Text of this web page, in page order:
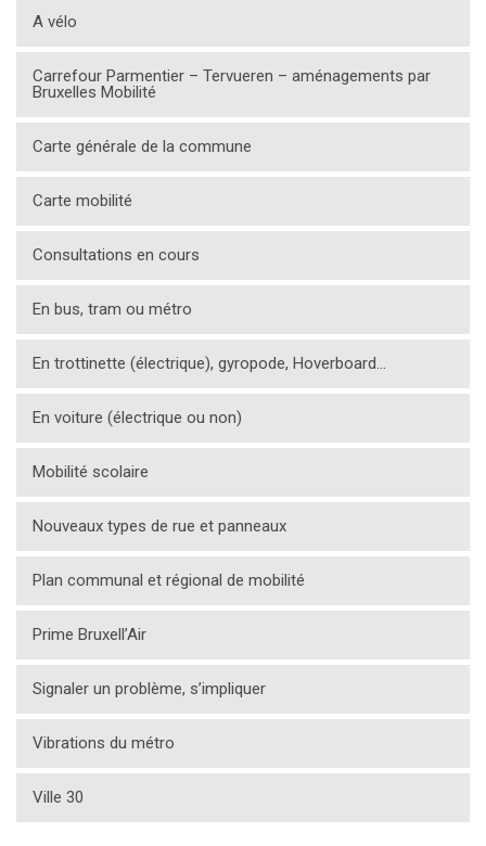
A vélo
Carrefour Parmentier – Tervueren – aménagements par
Bruxelles Mobilité
Carte générale de la commune
Carte mobilité
Consultations en cours
En bus, tram ou métro
En trottinette (électrique), gyropode, Hoverboard…
En voiture (électrique ou non)
Mobilité scolaire
Nouveaux types de rue et panneaux
Plan communal et régional de mobilité
Prime Bruxell’Air
Signaler un problème, s’impliquer
Vibrations du métro
Ville 30